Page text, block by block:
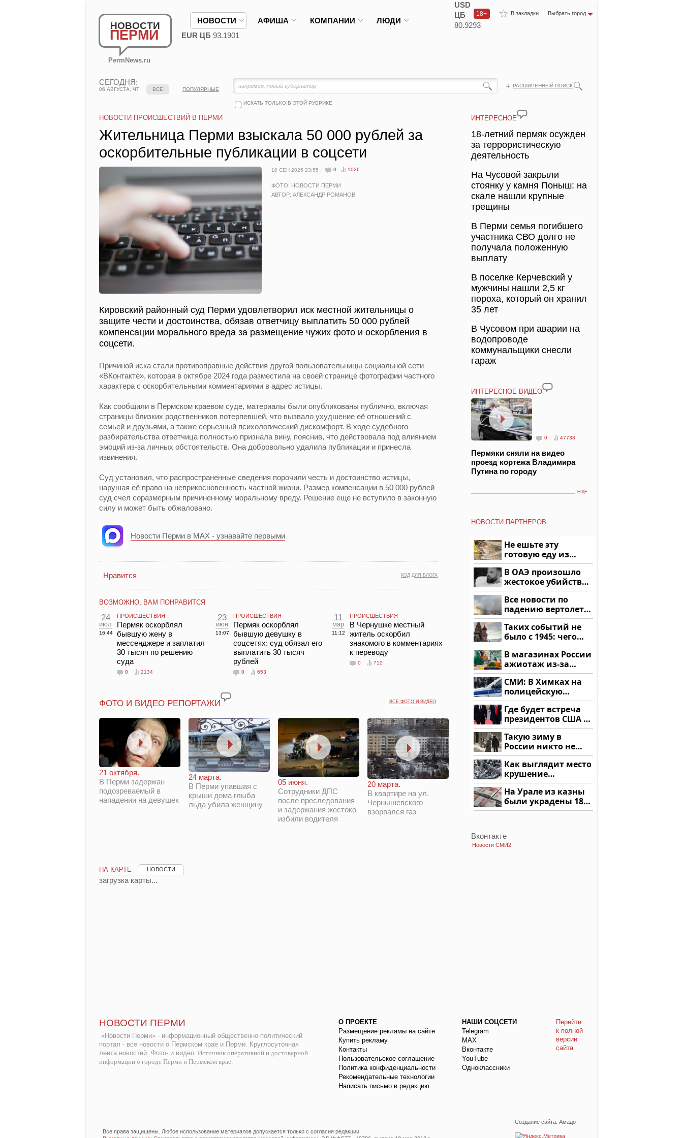
НОВОСТИ
ПЕРМИ
PermNews.ru
В закладки Выбрать город
18+
НОВОСТИ АФИША КОМПАНИИ ЛЮДИ
USD
ЦБ
80.9293
EUR ЦБ 93.1901
СЕГОДНЯ:
06 АВГУСТА, ЧТ
РАСШИРЕННЫЙ ПОИСК
ИСКАТЬ ТОЛЬКО В ЭТОЙ РУБРИКЕ
ВСЕ ПОПУЛЯРНЫЕ
НОВОСТИ ПРОИСШЕСТВИЙ В ПЕРМИ
Жительница Перми взыскала 50 000 рублей за
оскорбительные публикации в соцсети
10 СЕН 2025 23:55 0 1026
ФОТО: НОВОСТИ ПЕРМИ
АВТОР: АЛЕКСАНДР РОМАНОВ
Кировский районный суд Перми удовлетворил иск местной жительницы о
защите чести и достоинства, обязав ответчицу выплатить 50 000 рублей
компенсации морального вреда за размещение чужих фото и оскорбления в
соцсети.
Причиной иска стали противоправные действия другой пользовательницы социальной сети
«ВКонтакте», которая в октябре 2024 года разместила на своей странице фотографии частного
характера с оскорбительными комментариями в адрес истицы.
Как сообщили в Пермском краевом суде, материалы были опубликованы публично, включая
страницы близких родственников потерпевшей, что вызвало ухудшение её отношений с
семьей и друзьями, а также серьезный психологический дискомфорт. В ходе судебного
разбирательства ответчица полностью признала вину, пояснив, что действовала под влиянием
эмоций из-за личных обстоятельств. Она добровольно удалила публикации и принесла
извинения.
Суд установил, что распространенные сведения порочили честь и достоинство истицы,
нарушая её право на неприкосновенность частной жизни. Размер компенсации в 50 000 рублей
суд счел соразмерным причиненному моральному вреду. Решение еще не вступило в законную
силу и может быть обжаловано.
Новости Перми в MAX - узнавайте первыми
КОД ДЛЯ БЛОГА
Нравится
ВОЗМОЖНО, ВАМ ПОНРАВИТСЯ
24
июл
16:44
ПРОИСШЕСТВИЯ
Пермяк оскорблял
бывшую жену в
мессенджере и заплатил
30 тысяч по решению
суда
0 2134
23
июн
13:07
ПРОИСШЕСТВИЯ
Пермяк оскорблял
бывшую девушку в
соцсетях: суд обязал его
выплатить 30 тысяч
рублей
0 653
11
мар
11:12
ПРОИСШЕСТВИЯ
В Чернушке местный
житель оскорбил
знакомого в комментариях
к переводу
0 712
ВСЕ ФОТО И ВИДЕО
ФОТО И ВИДЕО РЕПОРТАЖИ
21 октября.
В Перми задержан
подозреваемый в
нападении на девушек
24 марта.
В Перми упавшая с
крыши дома глыба
льда убила женщину
05 июня.
Сотрудники ДПС
после преследования
и задержания жестоко
избили водителя
20 марта.
В квартире на ул.
Чернышевского
взорвался газ
ИНТЕРЕСНОЕ
18-летний пермяк осужден
за террористическую
деятельность
На Чусовой закрыли
стоянку у камня Поныш: на
скале нашли крупные
трещины
В Перми семья погибшего
участника СВО долго не
получала положенную
выплату
В поселке Керчевский у
мужчины нашли 2,5 кг
пороха, который он хранил
35 лет
В Чусовом при аварии на
водопроводе
коммунальщики снесли
гараж
ИНТЕРЕСНОЕ ВИДЕО
0 47738
Пермяки сняли на видео
проезд кортежа Владимира
Путина по городу
ЕЩЁ
НОВОСТИ ПАРТНЕРОВ
Не ешьте эту
готовую еду из
магазина: список
В ОАЭ произошло
жестокое убийство
криптомиллионера
Все новости по
падению вертолета
на Кавказе: читать
здесь
Таких событий не
было с 1945: чего
ждать всем нам?
В магазинах России
ажиотаж из-за
этого продукта: что
купить?
СМИ: В Химках на
полицейскую
машину напали и
подожгли.
Где будет встреча
президентов США и
России: Европа?
Такую зиму в
России никто не
ждал: как так?!
Как выглядит место
крушение
вертолета на
Кавказе: смотреть
На Урале из казны
были украдены 18
миллионов рублей
Вконтакте
Новости СМИ2
НА КАРТЕ НОВОСТИ
загрузка карты...
НОВОСТИ ПЕРМИ
«Новости Перми» - информационный общественно-политический
портал - все новости о Пермском крае и Перми. Круглосуточная
лента новостей. Фото- и видео. Источник оперативной и достоверной
информации о городе Перми и Пермском крае.
О ПРОЕКТЕ
Размещение рекламы на сайте
Купить рекламу
Контакты
Пользовательское соглашение
Политика конфиденциальности
Рекомендательные технологии
Написать письмо в редакцию
НАШИ СОЦСЕТИ
Telegram
МАХ
Вконтакте
YouTube
Одноклассники
Перейти
к полной
версии
сайта
Создание сайта: Амадо
Все права защищены. Любое использование материалов допускается только с согласия редакции.